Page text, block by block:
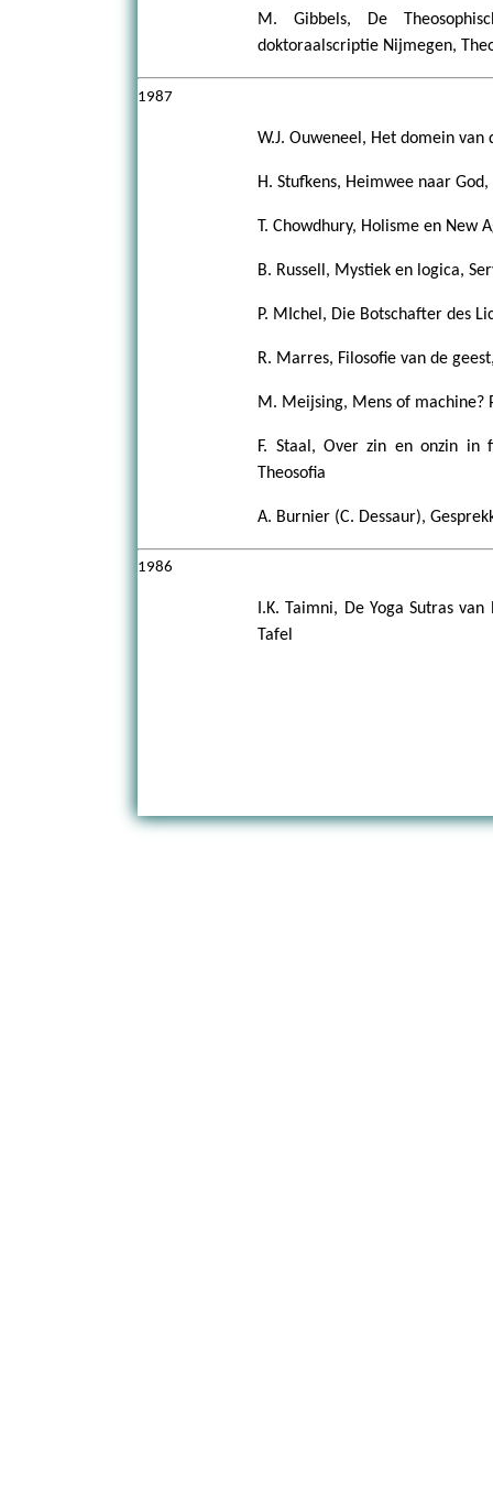
M. Gibbels, De
doktoraalscriptie Nijmegen,
1987
W.J. Ouweneel, Het domein van
H. Stufkens, Heimwee naar
T. Chowdhury, Holisme en New
B. Russell, Mystiek en logica,
P. MIchel, Die Botschafter des
R. Marres, Filosofie van de
M. Meijsing, Mens of machine?
F. Staal, Over zin en onzin in
Theosofia
A. Burnier (C. Dessaur),
1986
I.K. Taimni, De Yoga Sutras
Tafel